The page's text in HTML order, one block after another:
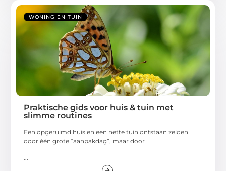
WONING EN TUIN
Praktische gids voor huis & tuin met
slimme routines
Een opgeruimd huis en een nette tuin ontstaan zelden
door één grote “aanpakdag”, maar door